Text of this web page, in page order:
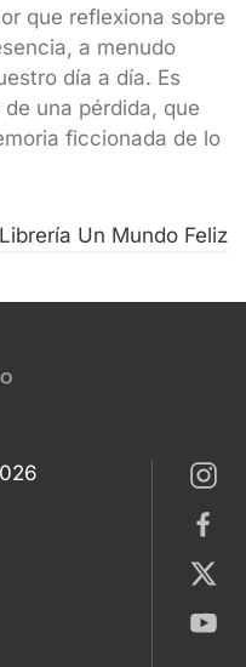
que reflexiona sobre
a menudo
día a día. Es
una pérdida, que
ficcionada de lo
Un Mundo Feliz